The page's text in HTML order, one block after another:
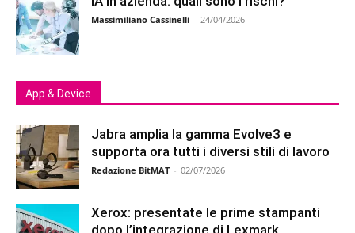
Massimiliano Cassinelli - 24/04/2026
App & Device
Jabra amplia la gamma Evolve3 e
supporta ora tutti i diversi stili di lavoro
Redazione BitMAT - 02/07/2026
Xerox: presentate le prime stampanti
dopo l’integrazione di Lexmark